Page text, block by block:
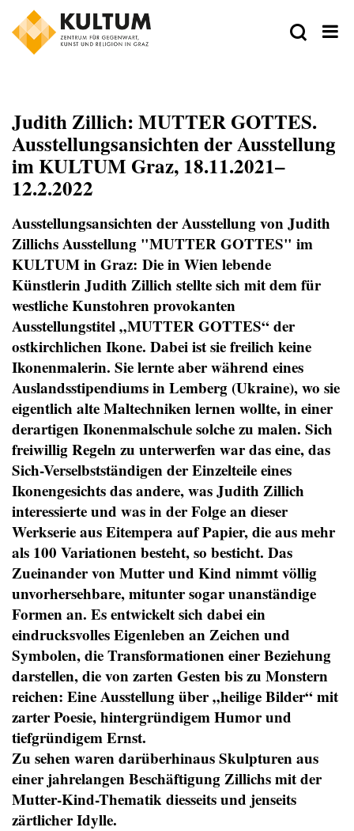
Judith Zillich: MUTTER GOTTES.
Ausstellungsansichten der Ausstellung
im KULTUM Graz, 18.11.2021–
12.2.2022
Ausstellungsansichten der Ausstellung von Judith
Zillichs Ausstellung "MUTTER GOTTES" im
KULTUM in Graz: Die in Wien lebende
Künstlerin Judith Zillich stellte sich mit dem für
westliche Kunstohren provokanten
Ausstellungstitel „MUTTER GOTTES“ der
ostkirchlichen Ikone. Dabei ist sie freilich keine
Ikonenmalerin. Sie lernte aber während eines
Auslandsstipendiums in Lemberg (Ukraine), wo sie
eigentlich alte Maltechniken lernen wollte, in einer
derartigen Ikonenmalschule solche zu malen. Sich
freiwillig Regeln zu unterwerfen war das eine, das
Sich-Verselbstständigen der Einzelteile eines
Ikonengesichts das andere, was Judith Zillich
interessierte und was in der Folge an dieser
Werkserie aus Eitempera auf Papier, die aus mehr
als 100 Variationen besteht, so besticht. Das
Zueinander von Mutter und Kind nimmt völlig
unvorhersehbare, mitunter sogar unanständige
Formen an. Es entwickelt sich dabei ein
eindrucksvolles Eigenleben an Zeichen und
Symbolen, die Transformationen einer Beziehung
darstellen, die von zarten Gesten bis zu Monstern
reichen: Eine Ausstellung über „heilige Bilder“ mit
zarter Poesie, hintergründigem Humor und
tiefgründigem Ernst.
Zu sehen waren darüberhinaus Skulpturen aus
einer jahrelangen Beschäftigung Zillichs mit der
Mutter-Kind-Thematik diesseits und jenseits
zärtlicher Idylle.